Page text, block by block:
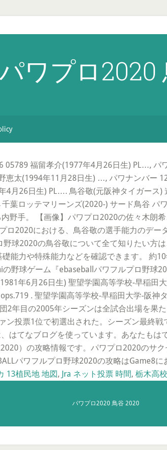
ワプロ2020
05789 福留孝介(1977年4月26日生) PL…,
太(1994年11月28日生) …, パワナンバー
4月26日生) PL…. 鳥谷敬(元阪神タイガース
ロッテマリーンズ(2020-) サード鳥谷 パ
野手。 【画像】パワプロ2020の佐々木朗
ロ2020における、鳥谷敬の選手能力のデ
球2020の鳥谷敬について全て知りたい方
能力や特殊能力などを確認できます。 約
野球ゲーム『ebaseballパワフルプロ野球
年6月26日生) 聖望学園高等学校-早稲田
. 聖望学園高等学校-早稲田大学-阪神
2年目の2005年シーズンは全試合出場を果
ン投票1位で初選出された。シーズン最終
はてなブログを使っています。あなたも
）の攻略情報です。パワプロ2020のサ
パワフルプロ野球2020の攻略はGame8に
13植民地 地図, Jra ネット投票 時間, 栃木高
パワプロ2020 鳥谷 2020